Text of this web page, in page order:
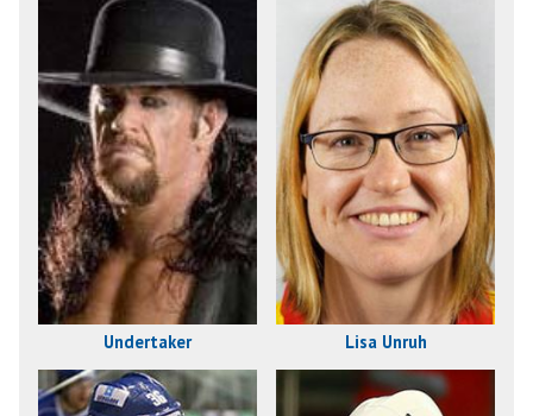
Undertaker Lisa Unruh